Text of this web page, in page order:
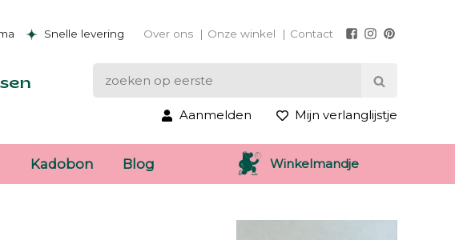
Snelle levering Over ons Onze winkel Contact
Aanmelden Mijn verlanglijstje
Kadobon Blog Winkelmandje